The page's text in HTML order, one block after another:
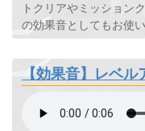
トクリアやミッション
の効果音としてもお使
【効果音】レベ